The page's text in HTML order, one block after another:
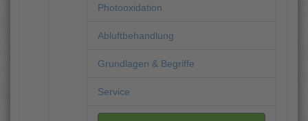
Photooxidation
Abluftbehandlung
Grundlagen & Begriffe
Service